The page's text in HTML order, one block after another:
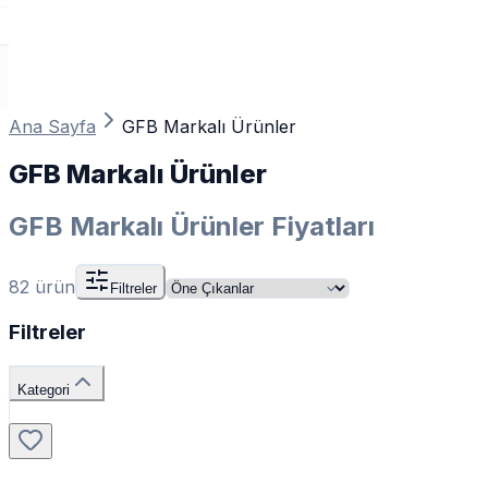
Ana Sayfa GFB Markalı Ürünler
GFB Markalı Ürünler
GFB Markalı Ürünler Fiyatları
82 ürün Filtreler
Filtreler
Kategori